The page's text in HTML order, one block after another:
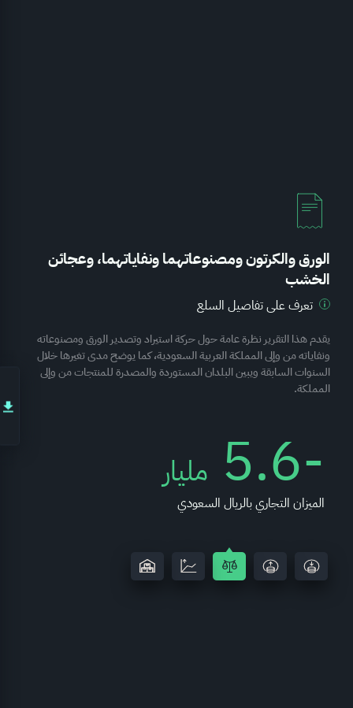
الورق والكرتون ومصنوعاتهما ونفاياتهما، وعجائن
الخشب
تعرف على تفاصيل السلع
يقدم هذا التقرير نظرة عامة حول حركة استيراد وتصدير الورق ومصنوعاته
ونفاياته من وإلى المملكة العربية السعودية، كما يوضح مدى تغيرها خلال
السنوات السابقة ويبين البلدان المستوردة والمصدرة للمنتجات من وإلى
المملكة.
-5.6 مليار
الميزان التجاري بالريال السعودي